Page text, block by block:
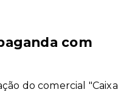
com
do comercial "Caixa